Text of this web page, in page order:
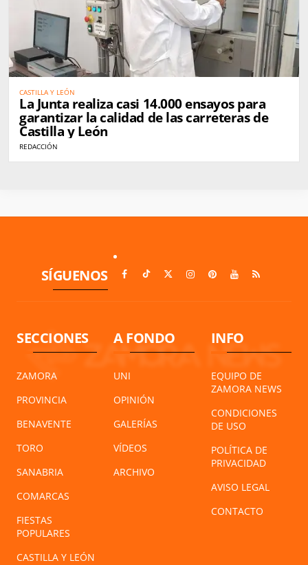
CASTILLA Y LEÓN
La Junta realiza casi 14.000 ensayos para
garantizar la calidad de las carreteras de
Castilla y León
REDACCIÓN
SÍGUENOS
SECCIONES
ZAMORA
PROVINCIA
BENAVENTE
TORO
SANABRIA
COMARCAS
FIESTAS
POPULARES
CASTILLA Y LEÓN
A FONDO
UNI
OPINIÓN
GALERÍAS
VÍDEOS
ARCHIVO
INFO
EQUIPO DE
ZAMORA NEWS
CONDICIONES
DE USO
POLÍTICA DE
PRIVACIDAD
AVISO LEGAL
CONTACTO